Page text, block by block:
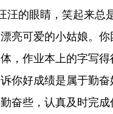
汪的眼睛，笑起来总
亮可爱的小姑娘。你
，作业本上的字写
你好成绩是属于勤
奋些，认真及时完